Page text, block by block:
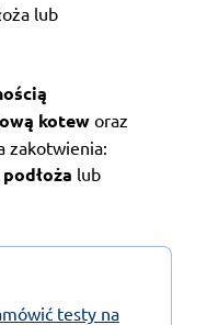
lub
koteworaz
zakotwienia:
lub
testy na